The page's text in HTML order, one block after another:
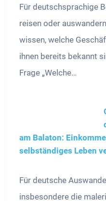
Für deutschsprachige
reisen oder
wissen, welche
ihnen bereits bekannt
Frage „Welche…
am Balaton:
selbständiges Leben
Für deutsche
insbesondere die